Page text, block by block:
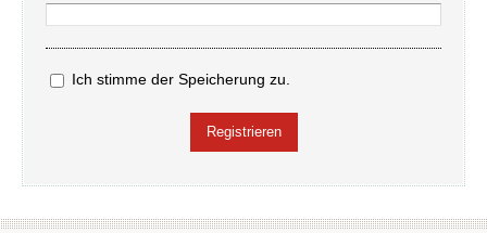
Ich stimme der Speicherung zu.